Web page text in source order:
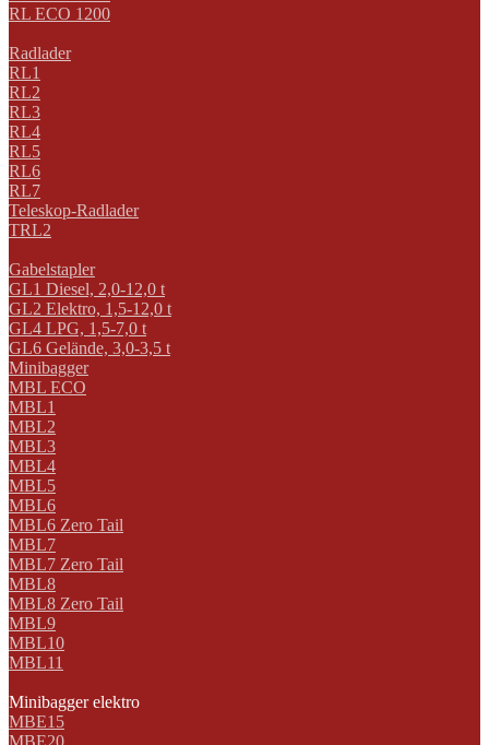
RL ECO 1200
Radlader
RL1
RL2
RL3
RL4
RL5
RL6
RL7
Teleskop-Radlader
TRL2
Gabelstapler
GL1 Diesel, 2,0-12,0 t
GL2 Elektro, 1,5-12,0 t
GL4 LPG, 1,5-7,0 t
GL6 Gelände, 3,0-3,5 t
Minibagger
MBL ECO
MBL1
MBL2
MBL3
MBL4
MBL5
MBL6
MBL6 Zero Tail
MBL7
MBL7 Zero Tail
MBL8
MBL8 Zero Tail
MBL9
MBL10
MBL11
Minibagger elektro
MBE15
MBE20